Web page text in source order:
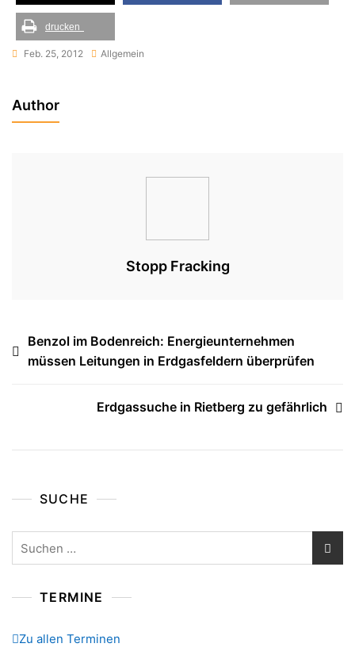
drucken
Feb. 25, 2012 Allgemein
Author
Stopp Fracking
Beitragsnavigation
Benzol im Bodenreich: Energieunternehmen
müssen Leitungen in Erdgasfeldern überprüfen
Erdgassuche in Rietberg zu gefährlich
SUCHE
TERMINE
Zu allen Terminen